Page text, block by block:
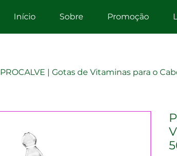
Início Sobre Promoção
PROCALVE | Gotas de Vitaminas para o